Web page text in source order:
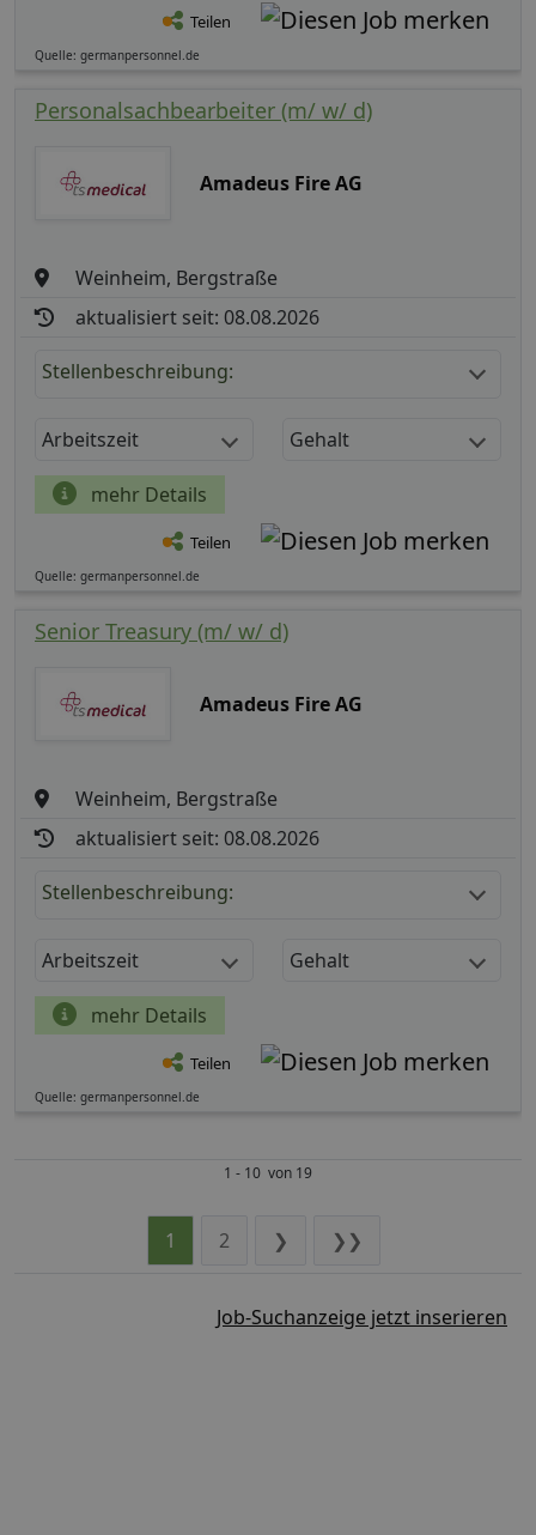
Teilen
Quelle: germanpersonnel.de
Personalsachbearbeiter (m/ w/ d)
Amadeus Fire AG
Weinheim, Bergstraße
aktualisiert seit: 08.08.2026
Stellenbeschreibung:
Arbeitszeit Gehalt
mehr Details
Teilen
Quelle: germanpersonnel.de
Senior Treasury (m/ w/ d)
Amadeus Fire AG
Weinheim, Bergstraße
aktualisiert seit: 08.08.2026
Stellenbeschreibung:
Arbeitszeit Gehalt
mehr Details
Teilen
Quelle: germanpersonnel.de
1 - 10 von 19
1 2 ❯ ❯❯
Job-Suchanzeige jetzt inserieren